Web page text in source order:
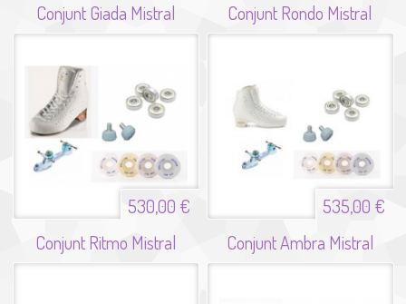
Conjunt Giada Mistral
530,00 €
Conjunt Rondo Mistral
535,00 €
Conjunt Ritmo Mistral
Conjunt Ambra Mistral